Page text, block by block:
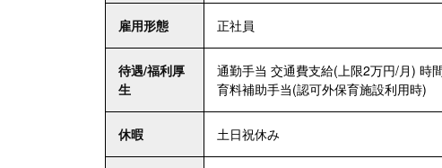
雇用形態 正社員
待遇/福利厚
生
通勤手当 交通費支給(上限2万円/月) 時
育料補助手当(認可外保育施設利用時)
休暇 土日祝休み